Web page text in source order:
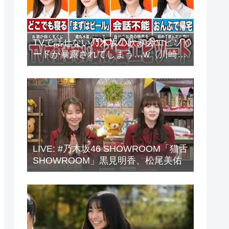
TVで話せない乃木坂の飲み会エピソ
ードが暴露されてしまう…w（川崎
桜、中西アルノ、梅澤美波、山下美
月、他）
LIVE: #乃木坂46 SHOWROOM「猫舌
SHOWROOM」黒見明香、松尾美佑